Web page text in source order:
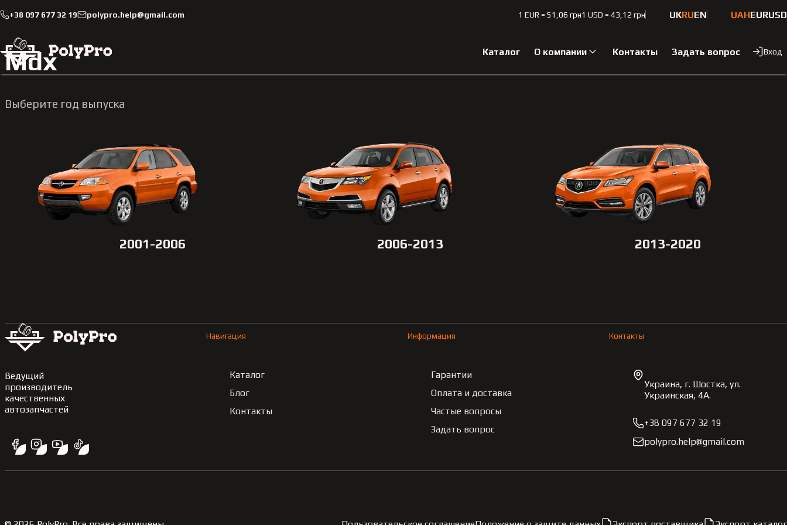
+38 097 677 32 19 polypro.help@gmail.com 1 EUR = 51,06 грн1 USD = 43,12 грн UKRUEN UAHEURUSD
Каталог О компании Контакты Задать вопрос Вход
Каталог Легковые автомобили Acura
Mdx
Выберите год выпуска
2001-2006 2006-2013 2013-2020
Ведущий
производитель
качественных
автозапчастей
Навигация
Каталог
Блог
Контакты
Информация
Гарантии
Оплата и доставка
Частые вопросы
Задать вопрос
Контакты
Украина, г. Шостка, ул.
Украинская, 4А.
+38 097 677 32 19
polypro.help@gmail.com